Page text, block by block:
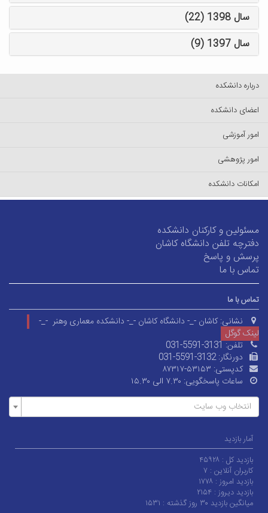
سال 1398 (22)
سال 1397 (9)
درباره دانشکده
اعضای دانشکده
امور آموزشی
امور پژوهشی
امکانات دانشکده
مسئولین و کارکنان دانشکده
دفترچه تلفن دانشگاه کاشان
پرسش و پاسخ
تماس با ما
تماس با ما
نشانی: کاشان -_- دانشگاه کاشان -_- دانشکده معماری وهنر -_-
لینک گوگل
تلفن:031-5591-3131
دورنگار:031-5591-3132
کدپستی: ۸۷۳۱۷-۵۳۱۵۳
ساعات پاسخگویی: ۷.۳۰ الی ۱۵.۳۰
انتخاب وب سایت
آمار بازدید
بازدید کل : ۴۵۹۲۸
کاربران آنلاین : ۷
بازدید امروز : ۱۷۷۸
بازدید دیروز : ۲۱۵۴
میانگین بازدید ۳۰ روز گذشته :
۱۵۳۱